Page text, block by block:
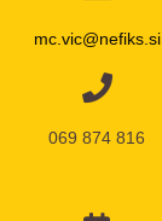
mc.vic@nefiks.si
069 874 816